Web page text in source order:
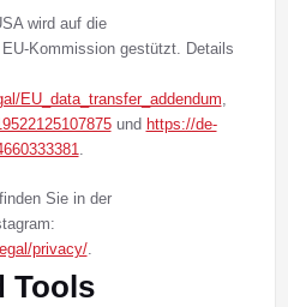
wird auf die
Kommission gestützt. Details
EU_data_transfer_addendum,
und https://de-
.
Sie in der
privacy/.
Tools